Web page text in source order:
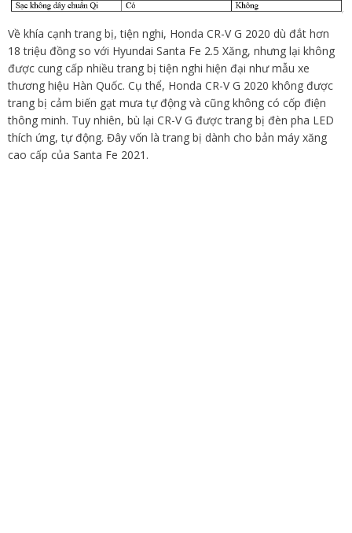
Về khía cạnh trang bị, tiện nghi, Honda CR-V G 2020 dù đắt hơn
18 triệu đồng so với Hyundai Santa Fe 2.5 Xăng, nhưng lại không
được cung cấp nhiều trang bị tiện nghi hiện đại như mẫu xe
thương hiệu Hàn Quốc. Cụ thể, Honda CR-V G 2020 không được
trang bị cảm biến gạt mưa tự động và cũng không có cốp điện
thông minh. Tuy nhiên, bù lại CR-V G được trang bị đèn pha LED
thích ứng, tự động. Đây vốn là trang bị dành cho bản máy xăng
cao cấp của Santa Fe 2021.